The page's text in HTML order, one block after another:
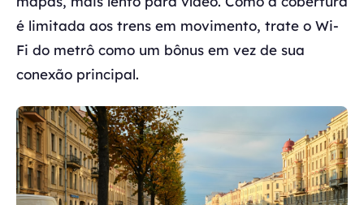
é limitada aos trens em movimento, trate o Wi-
Fi do metrô como um bônus em vez de sua
conexão principal.